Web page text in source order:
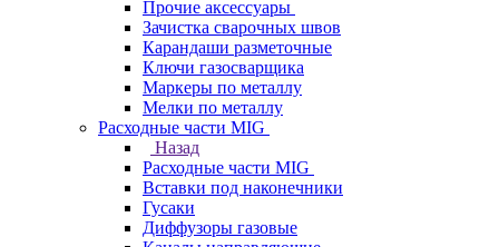
Прочие аксессуары
Зачистка сварочных швов
Карандаши разметочные
Ключи газосварщика
Маркеры по металлу
Мелки по металлу
Расходные части MIG
Назад
Расходные части MIG
Вставки под наконечники
Гусаки
Диффузоры газовые